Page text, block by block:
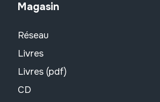
Magasin
Réseau
Livres
Livres (pdf)
CD